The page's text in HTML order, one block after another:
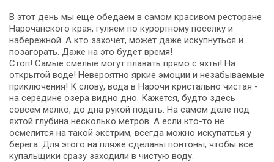
В этот день мы еще обедаем в самом красивом ресторане
Нарочанского края, гуляем по курортному поселку и
набережной. А кто захочет, может даже искупнуться и
позагорать. Даже на это будет время!
Стоп! Самые смелые могут плавать прямо с яхты! На
открытой воде! Невероятно яркие эмоции и незабываемые
приключения! К слову, вода в Нарочи кристально чистая -
на середине озера видно дно. Кажется, будто здесь
совсем мелко, до дна рукой подать. На самом деле под
яхтой глубина несколько метров. А если кто-то не
осмелится на такой экстрим, всегда можно искупатсья у
берега. Для этого на пляже сделаны понтоны, чтобы все
купальщики сразу заходили в чистую воду.